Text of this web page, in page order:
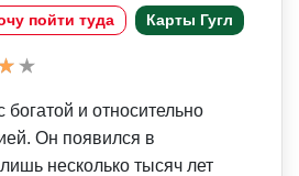
пойти туда Карты Гугл
богатой и относительно
Он появился в
несколько тысяч лет